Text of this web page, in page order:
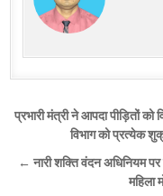
Post
navigation
प्रभारी मंत्री ने आपदा पीड़ितों को
विभाग को प्रत्येक
← नारी शक्ति वंदन अधिनियम पर
महिला